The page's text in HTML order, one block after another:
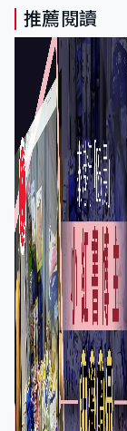
推薦閱讀